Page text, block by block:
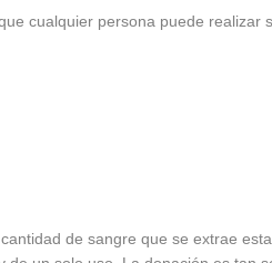
cualquier persona puede realizar
cantidad de sangre que se extrae